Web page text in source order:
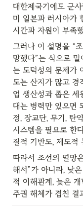
대한제국기에도 군
미 일본과 러시아가
시간과 자원이 부족
그러나 이 설명을 “
망했다”는 식으로
는 도덕성의 문제가
도는 산지가 많고 경
업 생산성과 좁은 세
대는 병력만 있으면
정, 장교단, 무기, 탄
시스템을 필요로 한
질적 기반도, 제도적
따라서 조선의 멸망
해서”가 아니라, 낮
적 이해관계, 늦은
주권 해체가 겹친 결